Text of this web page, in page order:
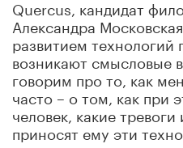
Quercus, кандидат
Александра
развитием
возникают смысловые
говорим про то, как
часто – о том, как при
человек, какие
приносят ему эти